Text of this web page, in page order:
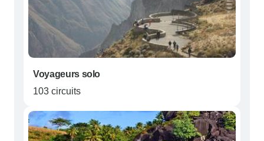
Voyageurs solo
103 circuits